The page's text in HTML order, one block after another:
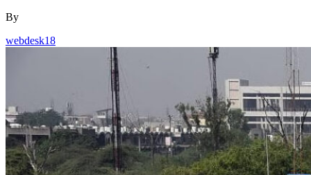
By
webdesk18